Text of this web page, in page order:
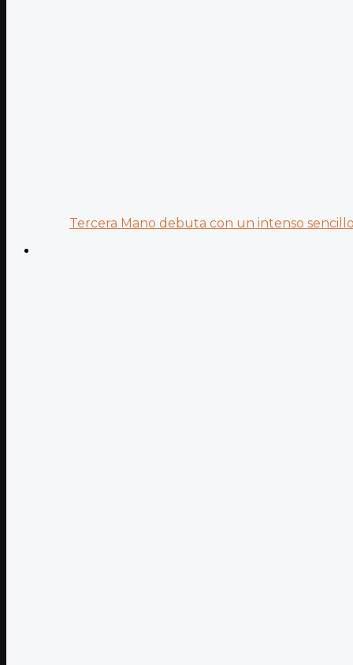
Tercera Mano debuta con un intenso